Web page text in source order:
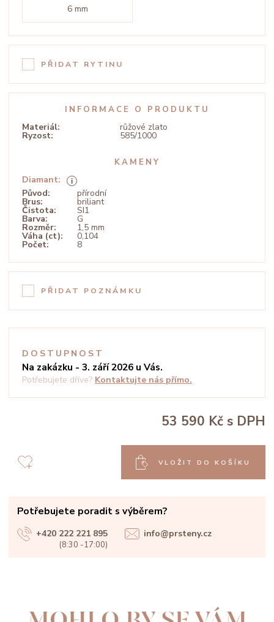
6 mm
PŘIDAT RYTINU
INFORMACE O PRODUKTU
Materiál: růžové zlato
Ryzost: 585/1000
KAMENY
Diamant:
Původ:
přírodní
Brus: briliant
Čistota: SI1
Barva: G
Rozměr: 1,5 mm
Váha (ct): 0,104
Počet: 8
PŘIDAT POZNÁMKU
DOSTUPNOST
Na zakázku - 3. září 2026 u Vás.
Potřebujete dříve? Kontaktujte nás přímo.
53 590 Kč s DPH
VLOŽIT DO KOŠÍKU
Potřebujete poradit s výběrem?
+420 222 221 895
(8:30 -17:00)
info@prsteny.cz